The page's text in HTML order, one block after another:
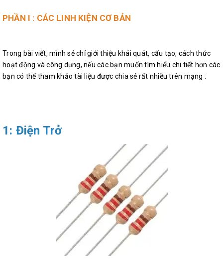
PHẦN I : CÁC LINH KIỆN CƠ BẢN
Trong bài viết, mình sẻ chỉ giới thiệu khái quát, cấu tạo, cách thức
hoạt động và công dụng, nếu các bạn muốn tìm hiểu chi tiết hơn các
bạn có thể tham khảo tài liệu được chia sẻ rất nhiều trên mạng :
1: Điện Trở